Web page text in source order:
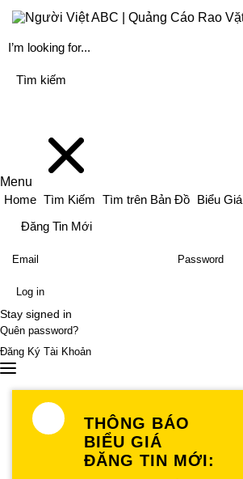
Menu
Home Tìm Kiếm Tìm trên Bản Đồ Biểu Giá
Đăng Tin Mới
Stay signed in
Quên password?
Đăng Ký Tài Khoản
THÔNG BÁO
BIỂU GIÁ
ĐĂNG TIN MỚI: